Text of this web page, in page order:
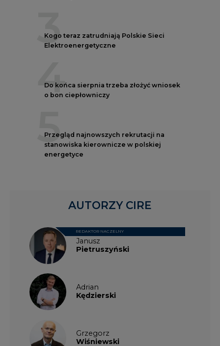
3
Kogo teraz zatrudniają Polskie Sieci
Elektroenergetyczne
4
Do końca sierpnia trzeba złożyć wniosek
o bon ciepłowniczy
5
Przegląd najnowszych rekrutacji na
stanowiska kierownicze w polskiej
energetyce
Janusz
Pietruszyński
REDAKTOR NACZELNY
Adrian
Kędzierski
Grzegorz
Wiśniewski
AUTORZY CIRE